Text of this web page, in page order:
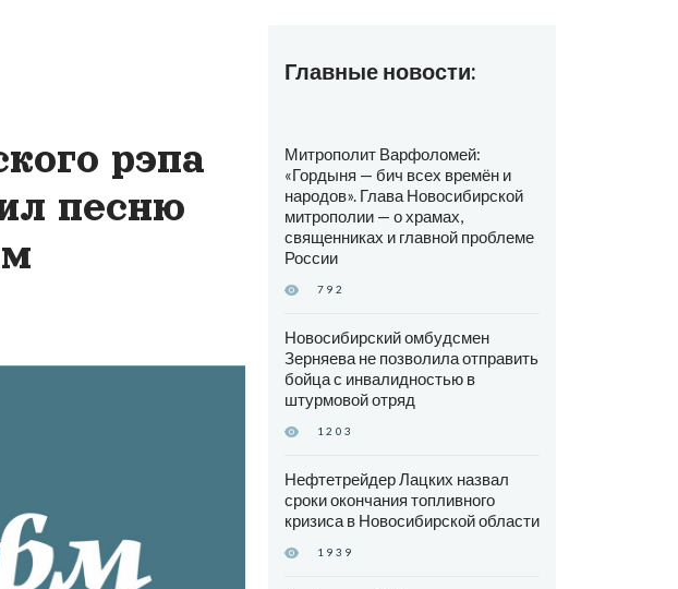
рэпа
песню
Главные новости:
Митрополит Варфоломей:
«Гордыня — бич всех времён и
народов». Глава Новосибирской
митрополии — о храмах,
священниках и главной проблеме
России
792
Новосибирский омбудсмен
Зерняева не позволила отправить
бойца с инвалидностью в
штурмовой отряд
1203
Нефтетрейдер Лацких назвал
сроки окончания топливного
кризиса в Новосибирской области
1939